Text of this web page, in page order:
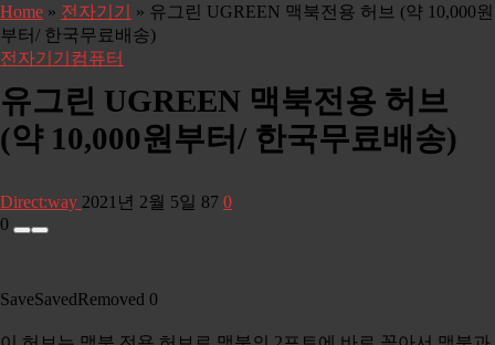
Home » 전자기기 » 유그린 UGREEN 맥북전용 허브 (약 10,000원
부터/ 한국무료배송)
전자기기 컴퓨터
유그린 UGREEN 맥북전용 허브
(약 10,000원부터/ 한국무료배송)
Direct:way 2021년 2월 5일 87 0
0
SaveSavedRemoved 0